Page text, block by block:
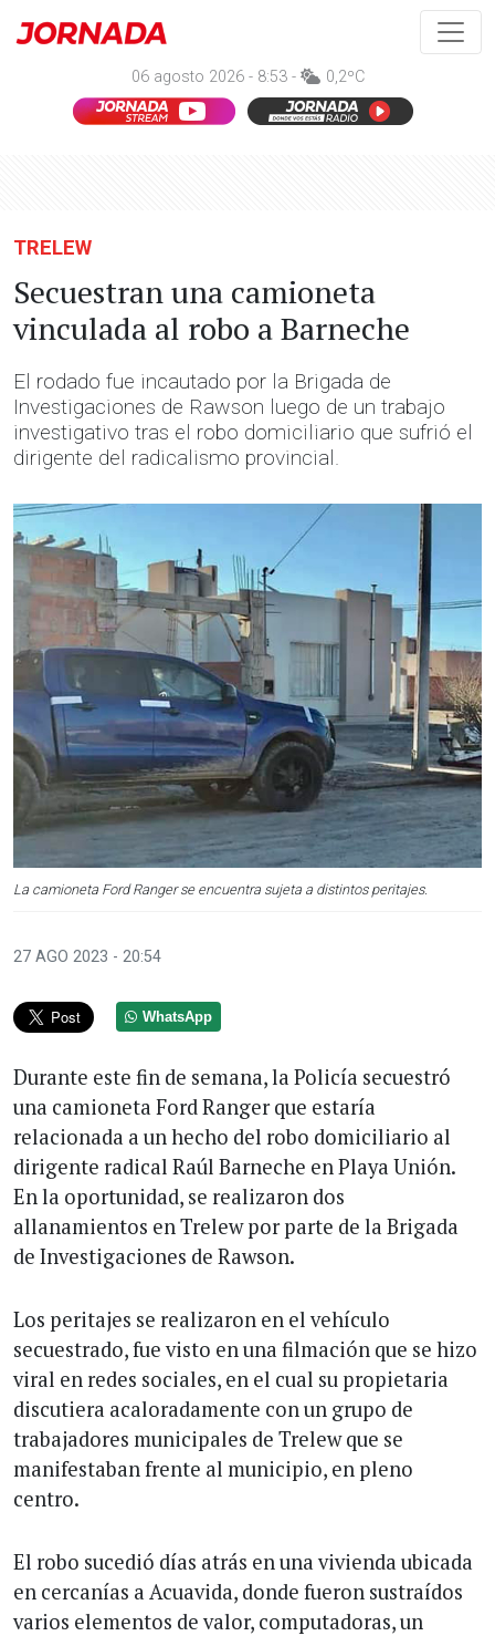
06 agosto 2026 - 8:53 - 0,2ºC
TRELEW
Secuestran una camioneta
vinculada al robo a Barneche
El rodado fue incautado por la Brigada de
Investigaciones de Rawson luego de un trabajo
investigativo tras el robo domiciliario que sufrió el
dirigente del radicalismo provincial.
La camioneta Ford Ranger se encuentra sujeta a distintos peritajes.
27 AGO 2023 - 20:54
WhatsApp
Durante este fin de semana, la Policía secuestró
una camioneta Ford Ranger que estaría
relacionada a un hecho del robo domiciliario al
dirigente radical Raúl Barneche en Playa Unión.
En la oportunidad, se realizaron dos
allanamientos en Trelew por parte de la Brigada
de Investigaciones de Rawson.
Los peritajes se realizaron en el vehículo
secuestrado, fue visto en una filmación que se hizo
viral en redes sociales, en el cual su propietaria
discutiera acaloradamente con un grupo de
trabajadores municipales de Trelew que se
manifestaban frente al municipio, en pleno
centro.
El robo sucedió días atrás en una vivienda ubicada
en cercanías a Acuavida, donde fueron sustraídos
varios elementos de valor, computadoras, un